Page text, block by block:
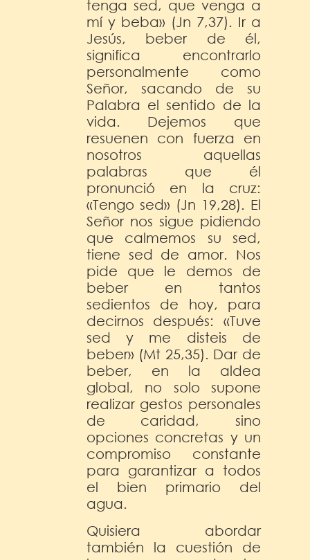
tenga sed, que venga a
mí y beba» (Jn 7,37). Ir a
Jesús, beber de él,
significa encontrarlo
personalmente como
Señor, sacando de su
Palabra el sentido de la
vida. Dejemos que
resuenen con fuerza en
nosotros aquellas
palabras que él
pronunció en la cruz:
«Tengo sed» (Jn 19,28). El
Señor nos sigue pidiendo
que calmemos su sed,
tiene sed de amor. Nos
pide que le demos de
beber en tantos
sedientos de hoy, para
decirnos después: «Tuve
sed y me disteis de
beber» (Mt 25,35). Dar de
beber, en la aldea
global, no solo supone
realizar gestos personales
de caridad, sino
opciones concretas y un
compromiso constante
para garantizar a todos
el bien primario del
agua.
Quisiera abordar
también la cuestión de